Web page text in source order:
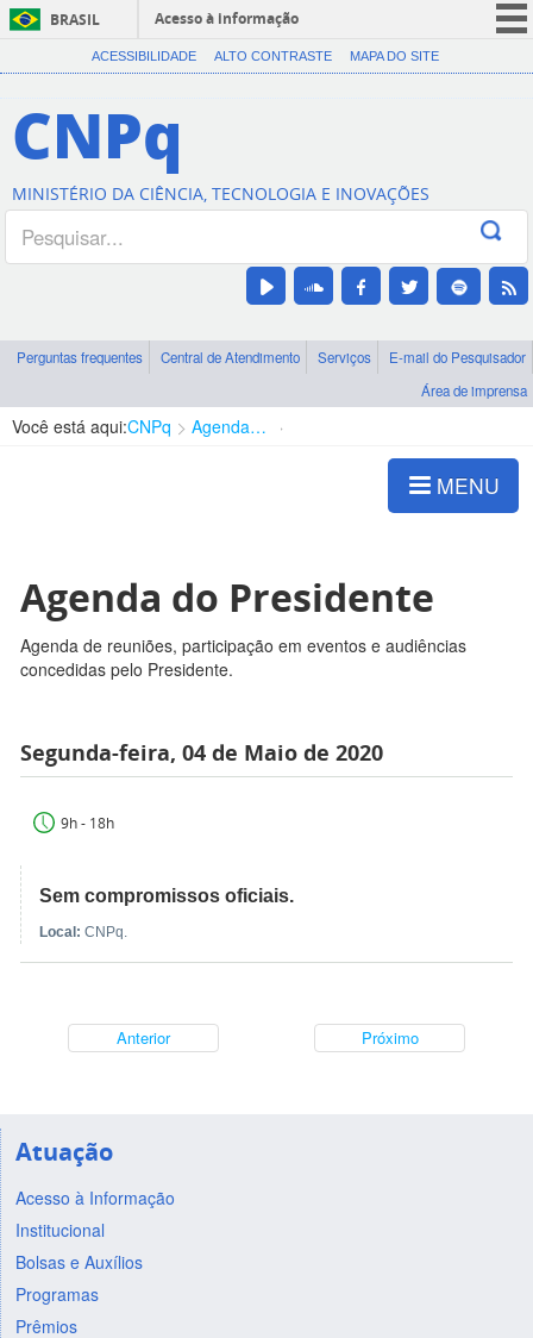
BRASIL
Acesso à informação
CORONAVÍRUS (COVID-19)
Canais
ACESSIBILIDADE ALTO CONTRASTE MAPA DO SITE
CNPq
MINISTÉRIO DA CIÊNCIA, TECNOLOGIA E INOVAÇÕES
Perguntas frequentes Central de Atendimento Serviços
E-mail do Pesquisador
Área de imprensa
Você está aqui:CNPq Agenda de autoridades
MENU
Agenda do Presidente
Agenda de reuniões, participação em eventos e audiências
concedidas pelo Presidente.
Segunda-feira, 04 de Maio de 2020
9h - 18h
Sem compromissos oficiais.
Local: CNPq.
Anterior Próximo
Atuação
Acesso à Informação
Institucional
Bolsas e Auxílios
Programas
Prêmios